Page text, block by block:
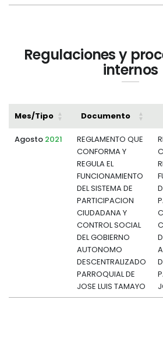
Regulaciones y
internos
Mes/Tipo Documento
Agosto 2021
REGLAMENTO QUE
CONFORMA Y
REGULA EL
FUNCIONAMIENTO
DEL SISTEMA DE
PARTICIPACION
CIUDADANA Y
CONTROL SOCIAL
DEL GOBIERNO
AUTONOMO
DESCENTRALIZADO
PARROQUIAL DE
JOSE LUIS TAMAYO